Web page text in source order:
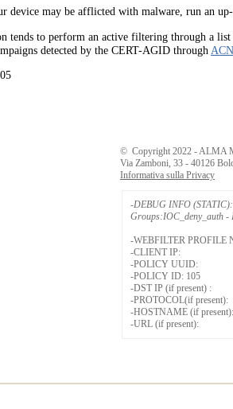
device may be afflicted with malware, run an
tends to perform an active filtering through a
detected by the CERT-AGID through
© Copyright 2022 - ALMA
Via Zamboni, 33 - 40126
Informativa sulla Privacy
-DEBUG INFO (STATIC):
Groups:IOC_deny_auth -
-WEBFILTER PROFILE
-CLIENT IP:
-POLICY UUID:
-POLICY ID: 105
-DST IP (if present) :
-PROTOCOL(if present):
-HOSTNAME (if present):
-URL (if present):